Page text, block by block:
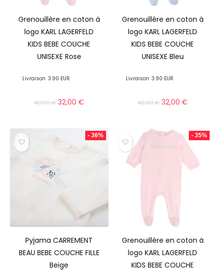
Grenouillère en coton à
logo KARL LAGERFELD
KIDS BEBE COUCHE
UNISEXE Rose
Livraison 3.90 EUR
49,00€ 32,00€
Grenouillère en coton à
logo KARL LAGERFELD
KIDS BEBE COUCHE
UNISEXE Bleu
Livraison 3.90 EUR
49,00€ 32,00€
- 36%
Pyjama CARREMENT
BEAU BEBE COUCHE FILLE
Beige
- 35%
Grenouillère en coton à
logo KARL LAGERFELD
KIDS BEBE COUCHE